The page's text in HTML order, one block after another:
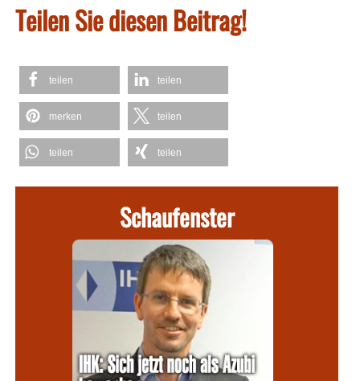
Teilen Sie diesen Beitrag!
teilen teilen
merken teilen
teilen teilen
Schaufenster